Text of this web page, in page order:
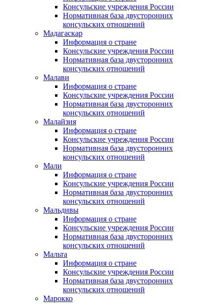
Консульские учреждения России
Нормативная база двусторонних
консульских отношений
Мадагаскар
Информация о стране
Консульские учреждения России
Нормативная база двусторонних
консульских отношений
Малави
Информация о стране
Консульские учреждения России
Нормативная база двусторонних
консульских отношений
Малайзия
Информация о стране
Консульские учреждения России
Нормативная база двусторонних
консульских отношений
Мали
Информация о стране
Консульские учреждения России
Нормативная база двусторонних
консульских отношений
Мальдивы
Информация о стране
Консульские учреждения России
Нормативная база двусторонних
консульских отношений
Мальта
Информация о стране
Консульские учреждения России
Нормативная база двусторонних
консульских отношений
Марокко